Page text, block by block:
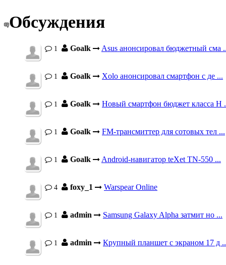
Обсуждения
1 Goalk Asus анонсировал бюджетный сма
1 Goalk Xolo анонсировал смартфон с де ...
1 Goalk Новый смартфон бюджет класса H
1 Goalk FM-трансмиттер для сотовых тел ...
1 Goalk Android-навигатор teXet TN-550 ...
4 foxy_1 Warspear Online
1 admin Samsung Galaxy Alpha затмит но ...
1 admin Крупный планшет с экраном 17 д